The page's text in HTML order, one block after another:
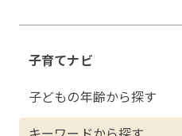
ゲ
シ
ョ
子育てナビ
子どもの年齢から探す